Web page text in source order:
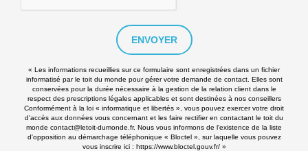
ENVOYER
« Les informations recueillies sur ce formulaire sont enregistrées dans un fichier
informatisé par le toit du monde pour gérer votre demande de contact. Elles sont
conservées pour la durée nécessaire à la gestion de la relation client dans le
respect des prescriptions légales applicables et sont destinées à nos conseillers
Conformément à la loi « informatique et libertés », vous pouvez exercer votre droit
d'accès aux données vous concernant et les faire rectifier en contactant le toit du
monde contact@letoit-dumonde.fr. Nous vous informons de l'existence de la liste
d'opposition au démarchage téléphonique « Bloctel », sur laquelle vous pouvez
vous inscrire ici : https://www.bloctel.gouv.fr/»